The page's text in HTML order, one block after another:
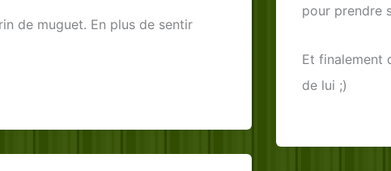
de muguet. En plus de sentir
pour prendre
Et finalement
de lui ;)